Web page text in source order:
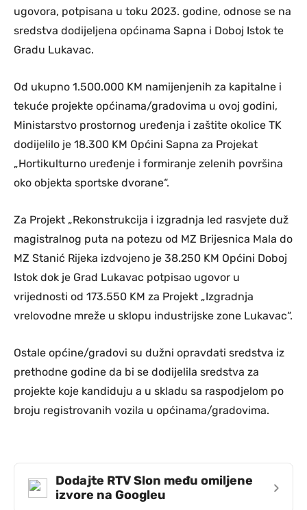
ugovora, potpisana u toku 2023. godine, odnose se na
sredstva dodijeljena općinama Sapna i Doboj Istok te
Gradu Lukavac.
Od ukupno 1.500.000 KM namijenjenih za kapitalne i
tekuće projekte općinama/gradovima u ovoj godini,
Ministarstvo prostornog uređenja i zaštite okolice TK
dodijelilo je 18.300 KM Općini Sapna za Projekat
„Hortikulturno uređenje i formiranje zelenih površina
oko objekta sportske dvorane“.
Za Projekt „Rekonstrukcija i izgradnja led rasvjete duž
magistralnog puta na potezu od MZ Brijesnica Mala do
MZ Stanić Rijeka izdvojeno je 38.250 KM Općini Doboj
Istok dok je Grad Lukavac potpisao ugovor u
vrijednosti od 173.550 KM za Projekt „Izgradnja
vrelovodne mreže u sklopu industrijske zone Lukavac“.
Ostale općine/gradovi su dužni opravdati sredstva iz
prethodne godine da bi se dodijelila sredstva za
projekte koje kandiduju a u skladu sa raspodjelom po
broju registrovanih vozila u općinama/gradovima.
Dodajte RTV Slon među omiljene
izvore na Googleu
›